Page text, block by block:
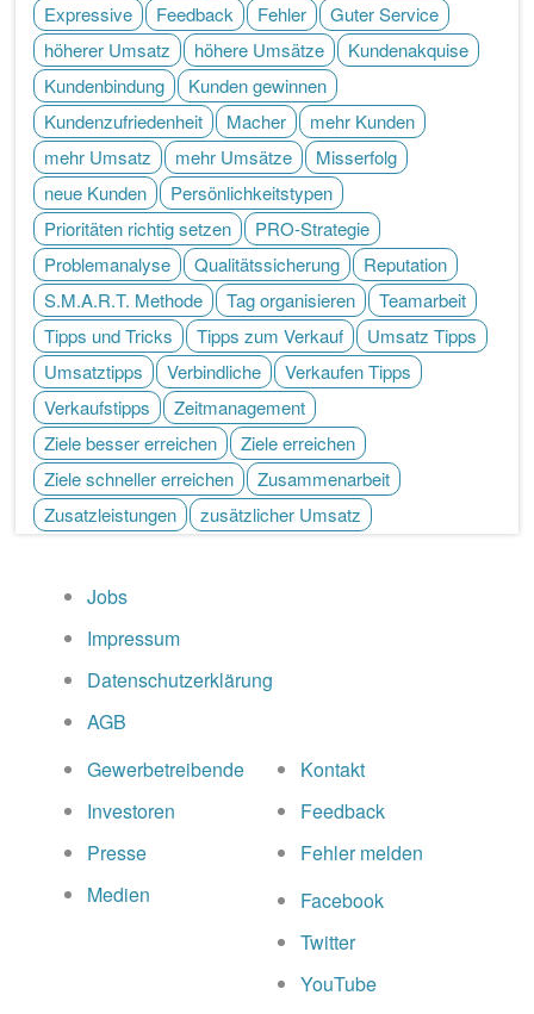
Expressive
Feedback Fehler
Guter Service
höherer Umsatz
höhere Umsätze
Kundenakquise
Kundenbindung
Kunden gewinnen
Kundenzufriedenheit
Macher
mehr Kunden
mehr Umsatz
mehr Umsätze
Misserfolg
neue Kunden
Persönlichkeitstypen
Prioritäten richtig setzen
PRO-Strategie
Problemanalyse
Qualitätssicherung
Reputation
S.M.A.R.T. Methode
Tag organisieren
Teamarbeit
Tipps und Tricks
Tipps zum Verkauf
Umsatz Tipps
Umsatztipps
Verbindliche
Verkaufen Tipps
Verkaufstipps
Zeitmanagement
Ziele besser erreichen
Ziele erreichen
Ziele schneller erreichen
Zusammenarbeit
Zusatzleistungen
zusätzlicher Umsatz
Jobs
Impressum
Datenschutzerklärung
AGB
Gewerbetreibende
Investoren
Presse
Medien
Kontakt
Feedback
Fehler melden
Facebook
Twitter
YouTube